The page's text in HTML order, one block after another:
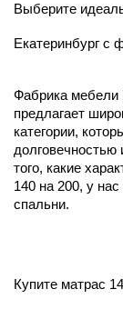
Выберите
Екатеринбург с
Фабрика мебели
предлагает
категории,
того, какие
140 на 200, у
спальни.
Купите матрас